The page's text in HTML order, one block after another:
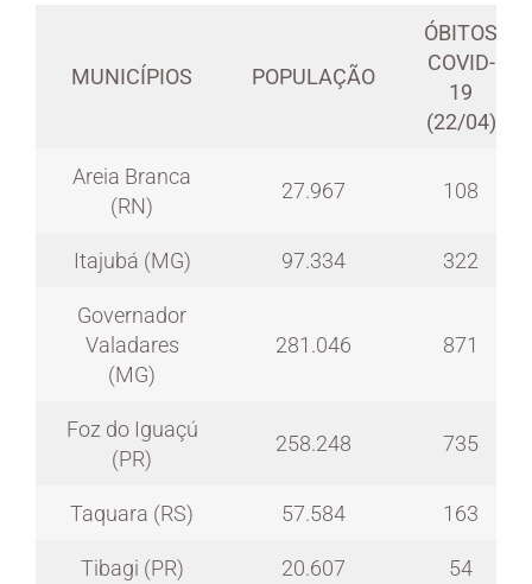
MUNICÍPIOS POPULAÇÃO
ÓBITOS
COVID-
19
(22/04)
Areia Branca
(RN)
27.967 108
Itajubá (MG) 97.334 322
Governador
Valadares
(MG)
281.046 871
Foz do Iguaçú
(PR)
258.248 735
Taquara (RS) 57.584 163
Tibagi (PR) 20.607 54